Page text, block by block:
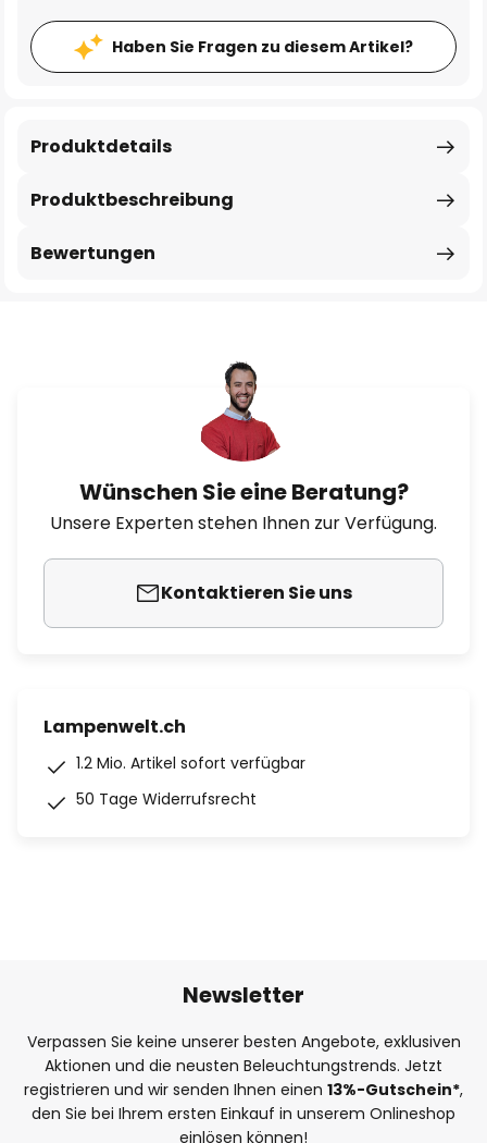
Haben Sie Fragen zu diesem Artikel?
Produktbeschreibung
Produktdetails
Bewertungen
Wünschen Sie eine Beratung?
Unsere Experten stehen Ihnen zur Verfügung.
Kontaktieren Sie uns
Lampenwelt.ch
1.2 Mio. Artikel sofort verfügbar
50 Tage Widerrufsrecht
Newsletter
Verpassen Sie keine unserer besten Angebote, exklusiven
Aktionen und die neusten Beleuchtungstrends. Jetzt
registrieren und wir senden Ihnen einen 13%-Gutschein*,
den Sie bei Ihrem ersten Einkauf in unserem Onlineshop
einlösen können!